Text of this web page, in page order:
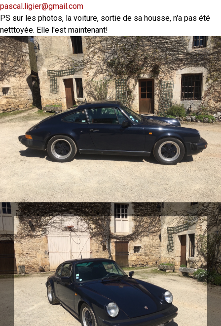
pascal.ligier@gmail.com
PS sur les photos, la voiture, sortie de sa housse, n'a pas été
netttoyée. Elle l'est maintenant!